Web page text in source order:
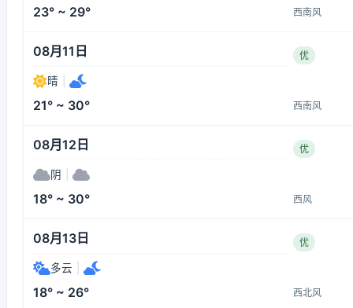
23° ~ 29° 西南风
08月11日 优
晴
21° ~ 30° 西南风
08月12日 优
阴
18° ~ 30° 西风
08月13日 优
多云
18° ~ 26° 西北风